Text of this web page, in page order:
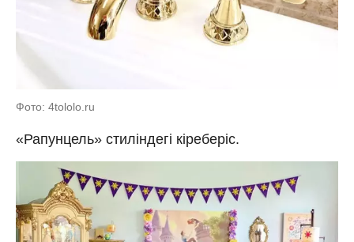
Фото: 4tololo.ru
«Рапунцель» стиліндегі кіреберіс.